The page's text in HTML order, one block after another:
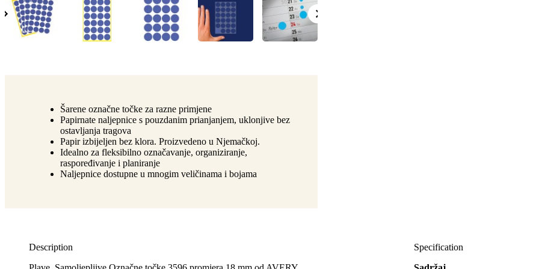
Šarene označne točke za razne primjene
Papirnate naljepnice s pouzdanim prianjanjem, uklonjive bez
ostavljanja tragova
Papir izbijeljen bez klora. Proizvedeno u Njemačkoj.
Idealno za fleksibilno označavanje, organiziranje,
raspoređivanje i planiranje
Naljepnice dostupne u mnogim veličinama i bojama
Description
Specification